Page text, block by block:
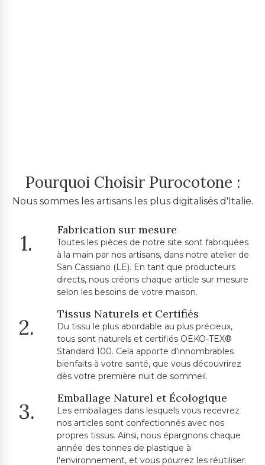
Pourquoi Choisir Purocotone :
Nous sommes les artisans les plus digitalisés d'Italie.
1.
Fabrication sur mesure
Toutes les pièces de notre site sont fabriquées
à la main par nos artisans, dans notre atelier de
San Cassiano (LE). En tant que producteurs
directs, nous créons chaque article sur mesure
selon les besoins de votre maison.
2.
Tissus Naturels et Certifiés
Du tissu le plus abordable au plus précieux,
tous sont naturels et certifiés OEKO-TEX®
Standard 100. Cela apporte d'innombrables
bienfaits à votre santé, que vous découvrirez
dès votre première nuit de sommeil.
3.
Emballage Naturel et Écologique
Les emballages dans lesquels vous recevrez
nos articles sont confectionnés avec nos
propres tissus. Ainsi, nous épargnons chaque
année des tonnes de plastique à
l'environnement, et vous pourrez les réutiliser.